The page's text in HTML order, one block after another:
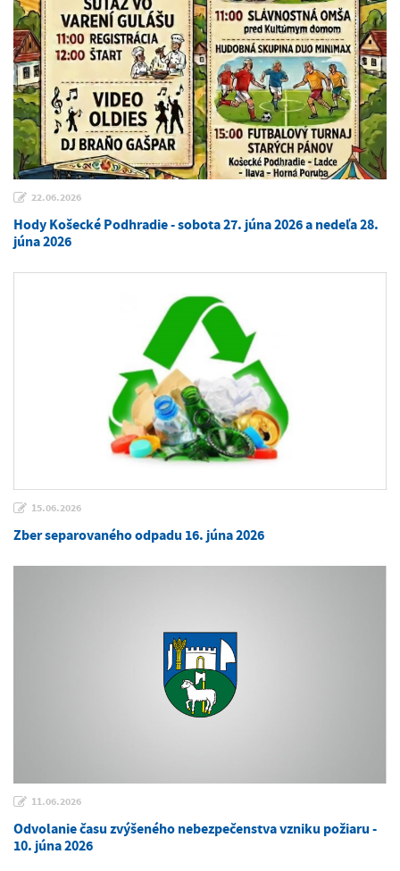
22.06.2026
Hody Košecké Podhradie - sobota 27. júna 2026 a nedeľa 28.
júna 2026
15.06.2026
Zber separovaného odpadu 16. júna 2026
11.06.2026
Odvolanie času zvýšeného nebezpečenstva vzniku požiaru -
10. júna 2026